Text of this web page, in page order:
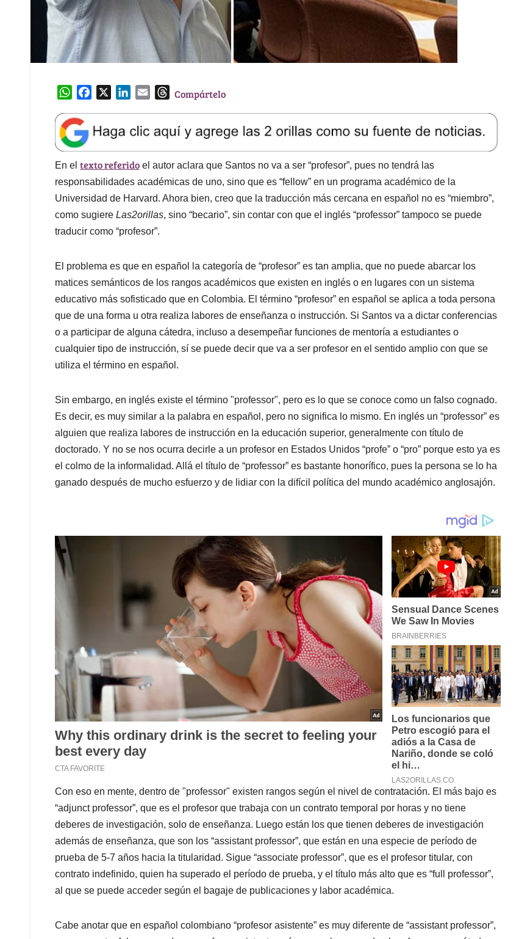
W
a
t
s
A
p
p
e
b
o
o
k
k
e
d
I
n
l
T
e
a
d
s
Compártelo
En el texto referido el autor aclara que Santos no va a ser “profesor”, pues no tendrá las
responsabilidades académicas de uno, sino que es “fellow” en un programa académico de la
Universidad de Harvard. Ahora bien, creo que la traducción más cercana en español no es “miembro”,
como sugiere Las2orillas, sino “becario”, sin contar con que el inglés “professor” tampoco se puede
traducir como “profesor”.
El problema es que en español la categoría de “profesor” es tan amplia, que no puede abarcar los
matices semánticos de los rangos académicos que existen en inglés o en lugares con un sistema
educativo más sofisticado que en Colombia. El término “profesor” en español se aplica a toda persona
que de una forma u otra realiza labores de enseñanza o instrucción. Si Santos va a dictar conferencias
o a participar de alguna cátedra, incluso a desempeñar funciones de mentoría a estudiantes o
cualquier tipo de instrucción, sí se puede decir que va a ser profesor en el sentido amplio con que se
utiliza el término en español.
Sin embargo, en inglés existe el término "professor", pero es lo que se conoce como un falso cognado.
Es decir, es muy similar a la palabra en español, pero no significa lo mismo. En inglés un “professor” es
alguien que realiza labores de instrucción en la educación superior, generalmente con título de
doctorado. Y no se nos ocurra decirle a un profesor en Estados Unidos “profe” o “pro” porque esto ya es
el colmo de la informalidad. Allá el título de “professor” es bastante honorífico, pues la persona se lo ha
ganado después de mucho esfuerzo y de lidiar con la difícil política del mundo académico anglosajón.
Con eso en mente, dentro de "professor" existen rangos según el nivel de contratación. El más bajo es
“adjunct professor”, que es el profesor que trabaja con un contrato temporal por horas y no tiene
deberes de investigación, solo de enseñanza. Luego están los que tienen deberes de investigación
además de enseñanza, que son los “assistant professor”, que están en una especie de período de
prueba de 5-7 años hacia la titularidad. Sigue “associate professor”, que es el profesor titular, con
contrato indefinido, quien ha superado el período de prueba, y el título más alto que es “full professor”,
al que se puede acceder según el bagaje de publicaciones y labor académica.
Cabe anotar que en español colombiano “profesor asistente” es muy diferente de “assistant professor”,